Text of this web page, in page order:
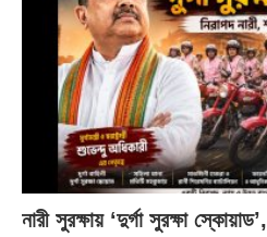
নারী সুরক্ষায় ‘দুর্গা সুরক্ষা